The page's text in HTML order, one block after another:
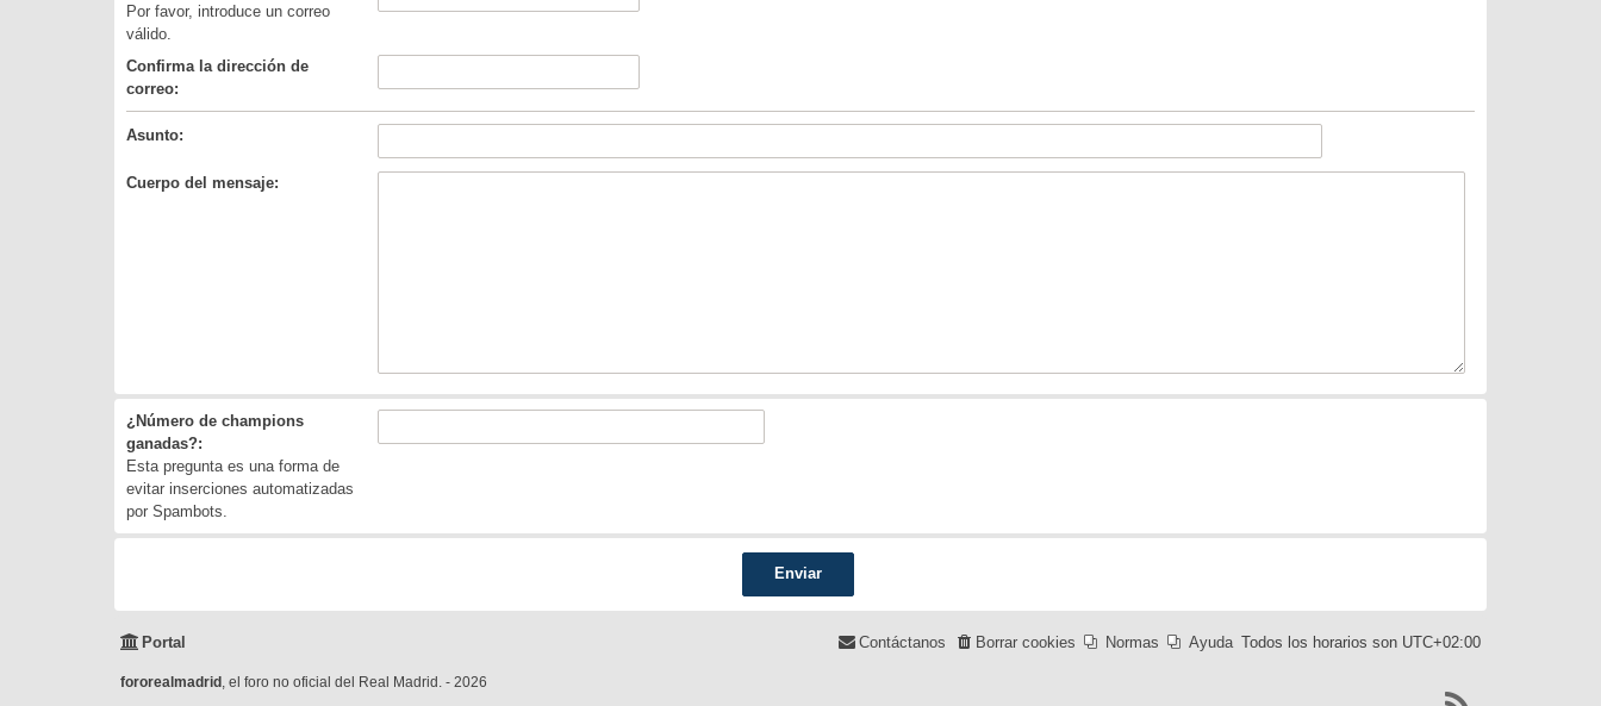
Por favor, introduce un correo
válido.
Confirma la dirección de
correo:
Asunto:
Cuerpo del mensaje:
¿Número de champions
ganadas?:
Esta pregunta es una forma de
evitar inserciones automatizadas
por Spambots.
Portal Todos los horarios son UTC+02:00
Ayuda
Normas
Borrar cookies
Contáctanos
fororealmadrid , el foro no oficial del Real Madrid. - 2026